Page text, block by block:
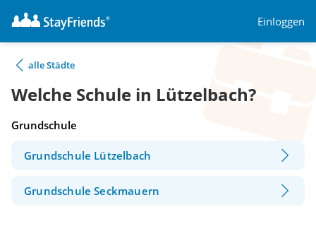
Einloggen
alle Städte
Welche Schule in Lützelbach?
Grundschule
Grundschule Lützelbach
Grundschule Seckmauern